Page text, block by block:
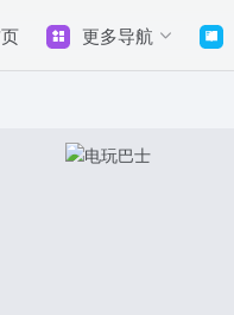
更多导航